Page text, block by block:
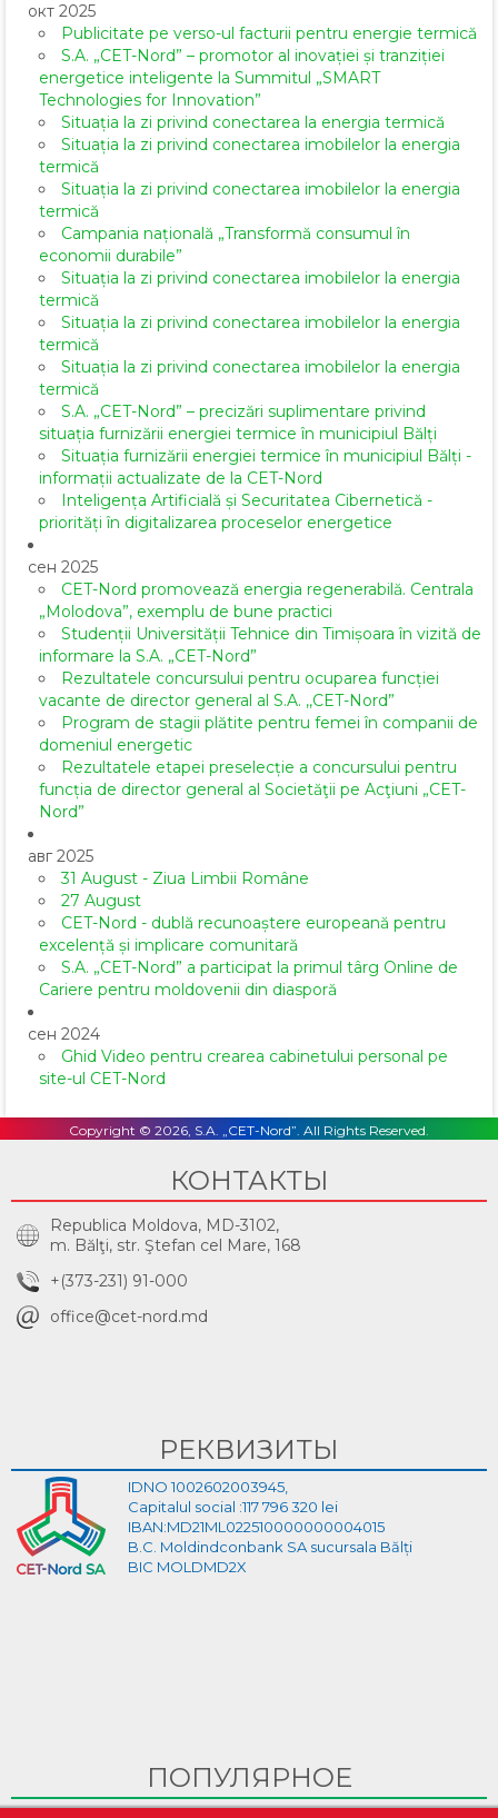
окт 2025
Publicitate pe verso-ul facturii pentru energie termică
S.A. „CET-Nord” – promotor al inovației și tranziției
energetice inteligente la Summitul „SMART
Technologies for Innovation”
Situația la zi privind conectarea la energia termică
Situația la zi privind conectarea imobilelor la energia
termică
Situația la zi privind conectarea imobilelor la energia
termică
Campania națională „Transformă consumul în
economii durabile”
Situația la zi privind conectarea imobilelor la energia
termică
Situația la zi privind conectarea imobilelor la energia
termică
Situația la zi privind conectarea imobilelor la energia
termică
S.A. „CET-Nord” – precizări suplimentare privind
situația furnizării energiei termice în municipiul Bălți
Situația furnizării energiei termice în municipiul Bălți -
informații actualizate de la CET-Nord
Inteligența Artificială și Securitatea Cibernetică -
priorități în digitalizarea proceselor energetice
сен 2025
CET-Nord promovează energia regenerabilă. Centrala
„Molodova”, exemplu de bune practici
Studenții Universității Tehnice din Timișoara în vizită de
informare la S.A. „CET-Nord”
Rezultatele concursului pentru ocuparea funcției
vacante de director general al S.A. ,,CET-Nord”
Program de stagii plătite pentru femei în companii de
domeniul energetic
Rezultatele etapei preselecție a concursului pentru
funcția de director general al Societăţii pe Acţiuni „CET-
Nord”
авг 2025
31 August - Ziua Limbii Române
27 August
CET-Nord - dublă recunoaștere europeană pentru
excelență și implicare comunitară
S.A. „CET-Nord” a participat la primul târg Online de
Cariere pentru moldovenii din diasporă
сен 2024
Ghid Video pentru crearea cabinetului personal pe
site-ul CET-Nord
Copyright © 2026, S.A. „CET-Nord”. All Rights Reserved.
КОНТАКТЫ
Republica Moldova, MD-3102,
m. Bălţi, str. Ştefan cel Mare, 168
+(373-231) 91-000
office@cet-nord.md
РЕКВИЗИТЫ
IDNO 1002602003945,
Capitalul social :117 796 320 lei
IBAN:MD21ML022510000000004015
B.C. Moldindconbank SA sucursala Bălți
BIC MOLDMD2X
ПОПУЛЯРНОЕ